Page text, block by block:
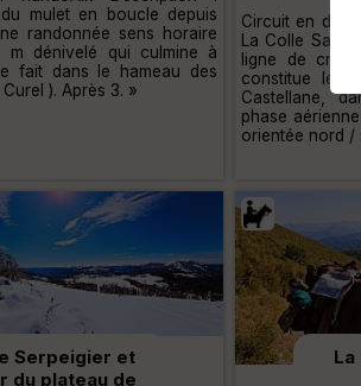
mulet en boucle depuis
randonnée sens horaire
dénivelé qui culmine à
fait dans le hameau des
). Après 3. »
Circuit en
La Colle Saint-
ligne de
constitue le
Castellane,
phase
orientée nord /
Serpeigier et
du plateau de
La